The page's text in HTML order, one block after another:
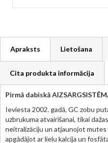
Apraksts Lietošana
Cita produkta informācija
Pirmā dabiskā
Ieviesta 2002. gadā, GC zobu
uzbrukuma atvairīšanai, tikai
neitralizāciju un atjaunojot
apgādājot ar lielu kalcija un